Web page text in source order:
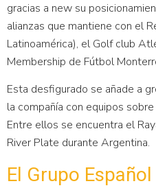
gracias a new su
alianzas que mantiene con el
Latinoamérica), el Golf club
Membership de Fútbol
Esta desfigurado se añade a
la compañía con equipos
Entre ellos se encuentra el
River Plate durante Argentina.
El Grupo